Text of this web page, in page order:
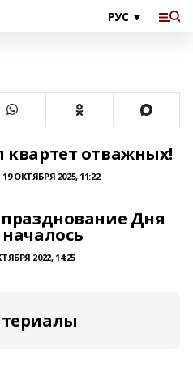
квартет отважных!
19 ОКТЯБРЯ 2025, 11:22
Дня
2022, 14:25